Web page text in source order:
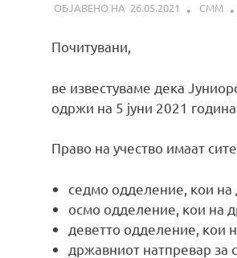
26.05.2021 СММ
Почитувани,
ве известуваме дека
одржи на 5 јуни 2021
Право на учество имаат
седмо одделение, кои на
осмо одделение, кои на
деветто одделение, кои
државниот натпревар за